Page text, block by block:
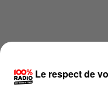
Le respect de